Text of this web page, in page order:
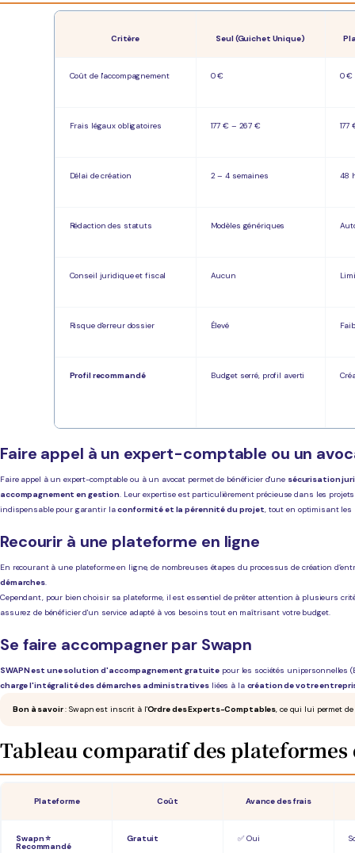
Critère Seul (Guichet Unique)
Coût de l'accompagnement 0 € 0 €
Frais légaux obligatoires 177 € – 267 €
Délai de création 2 – 4 semaines 48
Rédaction des statuts Modèles génériques
Conseil juridique et fiscal Aucun
Risque d'erreur dossier Élevé
Profil recommandé Budget serré, profil averti
Faire appel à un expert-comptable ou un
Faire appel à un expert-comptable ou à un avocat permet de bénéficier d'une sécurisation
accompagnement en gestion. Leur expertise est particulièrement précieuse dans les
indispensable pour garantir laconformité et la pérennité du projet, tout en optimisant
Recourir à une plateforme en ligne
En recourant à une plateforme en ligne, de nombreuses étapes du processus de création
démarches.
Cependant, pour bien choisir sa plateforme, il est essentiel de prêter attention à plusieurs
assurez de bénéficier d'un service adapté à vos besoins tout en maîtrisant votre budget.
Se faire accompagner par Swapn
SWAPN est une solution d'accompagnement gratuite pour les sociétés unipersonnelles
charge l'intégralité des démarches administratives liées à la création de votre
Bon à savoir: Swapn est inscrit à l'Ordre des Experts-Comptables, ce qui lui permet
Tableau comparatif des
Plateforme Coût Avance des frais
Swapn ⭐
Recommandé
Gratuit ✅ Oui